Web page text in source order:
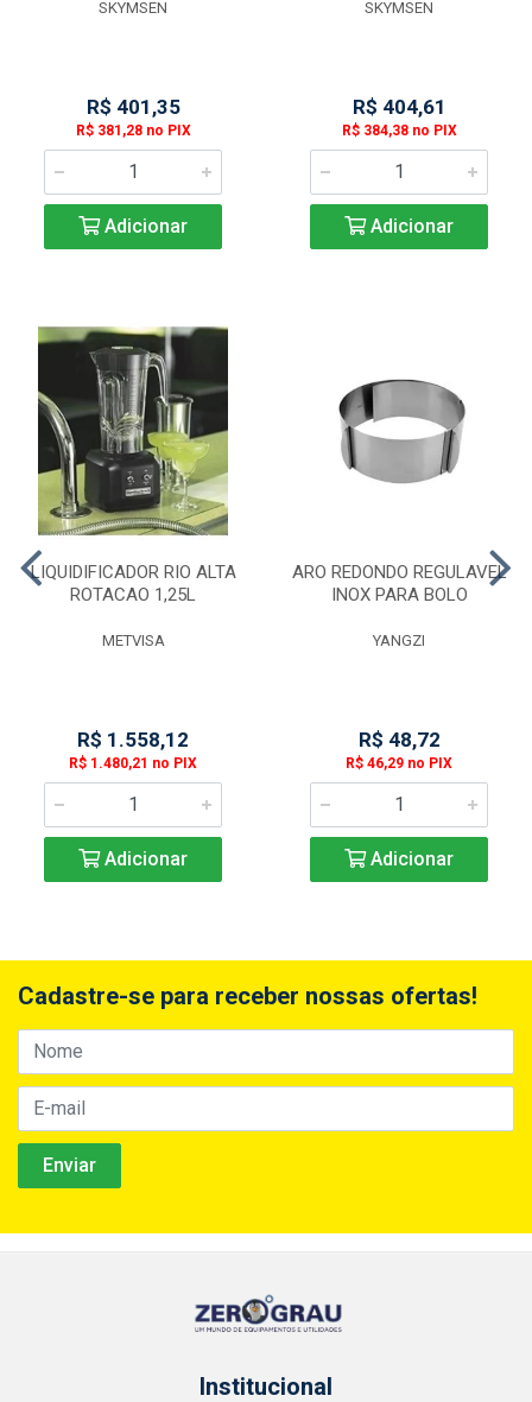
SKYMSEN
R$ 401,35
R$ 381,28 no PIX
Adicionar
SKYMSEN
R$ 404,61
R$ 384,38 no PIX
Adicionar
LIQUIDIFICADOR RIO ALTA
ROTACAO 1,25L
METVISA
R$ 1.558,12
R$ 1.480,21 no PIX
Adicionar
ARO REDONDO REGULAVEL
INOX PARA BOLO
YANGZI
R$ 48,72
R$ 46,29 no PIX
Adicionar
Cadastre-se para receber nossas ofertas!
Institucional